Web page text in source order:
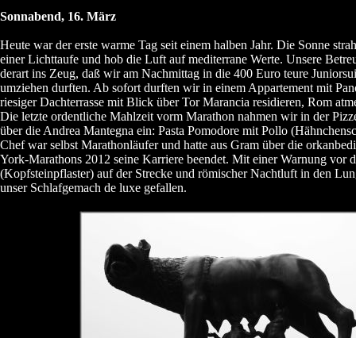
Sonnabend, 16. März
Heute war der erste warme Tag seit einem halben Jahr. Die Sonne
einer Lichttaufe und hob die Luft auf mediterrane Werte. Unsere
derart ins Zeug, daß wir am Nachmittag in die 400 Euro teure
umziehen durften. Ab sofort durften wir in einem Appartement mit
riesiger Dachterrasse mit Blick über Tor Marancia residieren, Rom
Die letzte ordentliche Mahlzeit vorm Marathon nahmen wir in der
über die Andrea Mantegna ein: Pasta Pomodore mit Pollo
Chef war selbst Marathonläufer und hatte aus Gram über die
York-Marathons 2012 seine Karriere beendet. Mit einer Warnung vor
(Kopfsteinpflaster) auf der Strecke und römischer Nachtluft in den
unser Schlafgemach de luxe gefallen.